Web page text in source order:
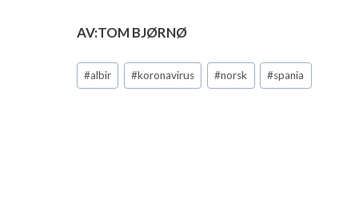
AV:TOM BJØRNØ
Post
Tags:
#albir #koronavirus #norsk #spania